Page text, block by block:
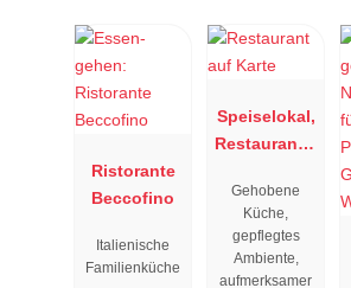
Ristorante
Beccofino
Italienische
Familienküche
Speiselokal,
Restaurant "
"
Gehobene
Küche,
gepflegtes
Ambiente,
aufmerksamer